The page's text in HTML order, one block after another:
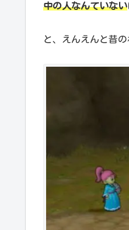
中の人なんていない
と、えんえんと昔